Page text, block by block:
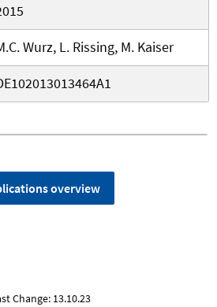
Wurz, L. Rissing, M. Kaiser
overview
Change: 13.10.23